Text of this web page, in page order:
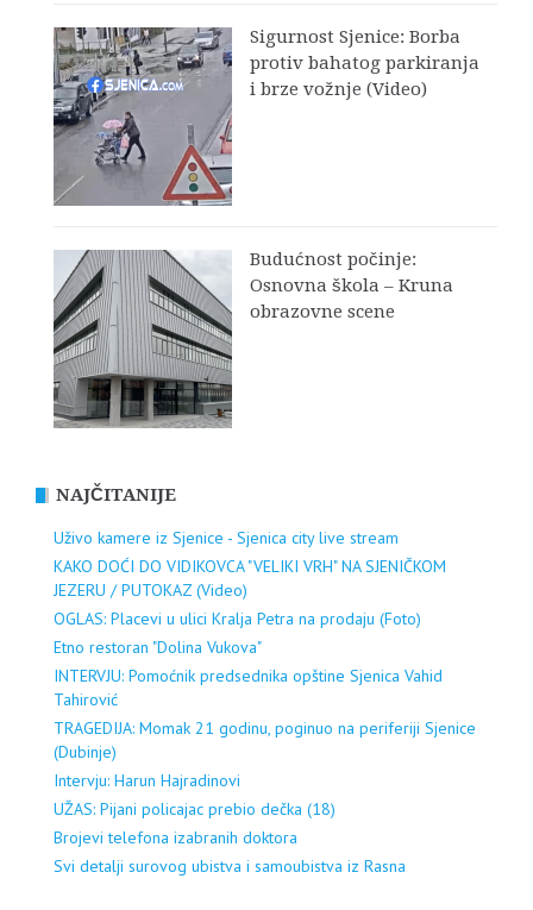
Sigurnost Sjenice: Borba
protiv bahatog parkiranja
i brze vožnje (Video)
Budućnost počinje:
Osnovna škola – Kruna
obrazovne scene
NAJČITANIJE
Uživo kamere iz Sjenice - Sjenica city live stream
KAKO DOĆI DO VIDIKOVCA "VELIKI VRH" NA SJENIČKOM
JEZERU / PUTOKAZ (Video)
OGLAS: Placevi u ulici Kralja Petra na prodaju (Foto)
Etno restoran "Dolina Vukova"
INTERVJU: Pomoćnik predsednika opštine Sjenica Vahid
Tahirović
TRAGEDIJA: Momak 21 godinu, poginuo na periferiji Sjenice
(Dubinje)
Intervju: Harun Hajradinovi
UŽAS: Pijani policajac prebio dečka (18)
Brojevi telefona izabranih doktora
Svi detalji surovog ubistva i samoubistva iz Rasna